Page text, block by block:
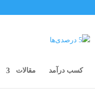
کسب درآمد مقالات